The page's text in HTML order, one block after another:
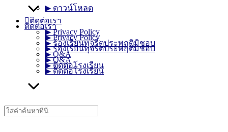
▶︎ ดาวน์โหลด
ติดต่อเรา
▶︎ Privacy Policy
▶︎ ร้องเรียนทุจริตประพฤติมิชอบ
▶︎ Q&A
▶︎ ติดต่อโรงเรียน
ติดต่อเรา
▶︎ Privacy Policy
▶︎ ร้องเรียนทุจริตประพฤติมิชอบ
▶︎ Q&A
▶︎ ติดต่อโรงเรียน
Search
for: